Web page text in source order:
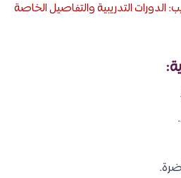
الدورات التدريبية والتفاصيل الخاصة